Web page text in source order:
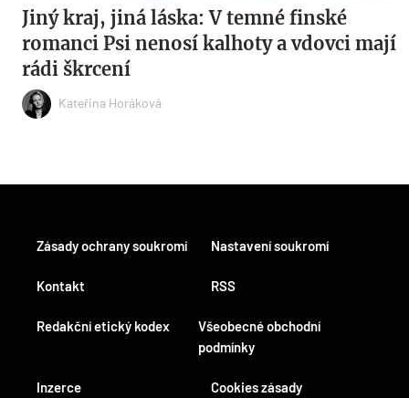
Jiný kraj, jiná láska: V temné finské
romanci Psi nenosí kalhoty a vdovci mají
rádi škrcení
Kateřina Horáková
Kontakt
Redakční etický kodex
Inzerce
RSS
Všeobecné obchodní
podmínky
Cookies zásady
Zásady ochrany soukromí Nastavení soukromí